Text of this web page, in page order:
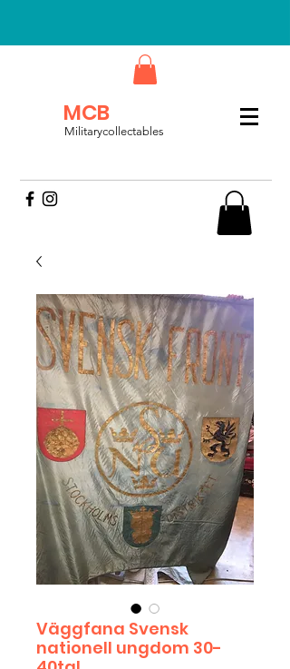
MCB
Militarycollectables
Väggfana Svensk
nationell ungdom 30-